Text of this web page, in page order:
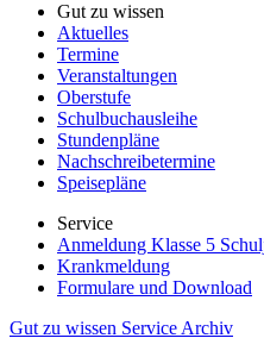
Gut zu wissen
Aktuelles
Termine
Veranstaltungen
Oberstufe
Schulbuchausleihe
Stundenpläne
Nachschreibetermine
Speisepläne
Service
Anmeldung Klasse 5
Krankmeldung
Formulare und Download
Gut zu wissen Service Archiv